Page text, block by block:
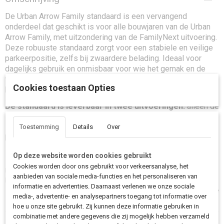
De Urban Arrow Family standaard is een vervangend
onderdeel dat geschikt is voor alle bouwjaren van de Urban
Arrow Family, met uitzondering van de FamilyNext uitvoering.
Deze robuuste standaard zorgt voor een stabiele en veilige
parkeerpositie, zelfs bij zwaardere belading. Ideaal voor
dagelijks gebruik en onmisbaar voor wie het gemak en de
veiligheid van zijn Urban Arrow Family in topconditie wil
houden.
De standaard is leverbaar in twee uitvoeringen:alleen de
standaard zelf, of als complete set inclusief veer en
standaarddoppen. Zo kies je eenvoudig de uitvoering die het
beste past bij jouw situatie.
Deze Urban Arrow Family standaard is geschikt voor alle bouwjaren,
behalve de FamilyNext uitvoering. De robuuste constructie zorgt voor een
stabiele parkeerpositie, ook bij zwaardere belading. Verkrijgbaar als losse
standaard of als complete set met veer en standaarddoppen
Cookies toestaan Opties
Toestemming Details Over
Op deze website worden cookies gebruikt
Cookies worden door ons gebruikt voor verkeersanalyse, het
aanbieden van sociale media-functies en het personaliseren van
informatie en advertenties. Daarnaast verlenen we onze sociale
media-, advertentie- en analysepartners toegang tot informatie over
hoe u onze site gebruikt. Zij kunnen deze informatie gebruiken in
combinatie met andere gegevens die zij mogelijk hebben verzameld